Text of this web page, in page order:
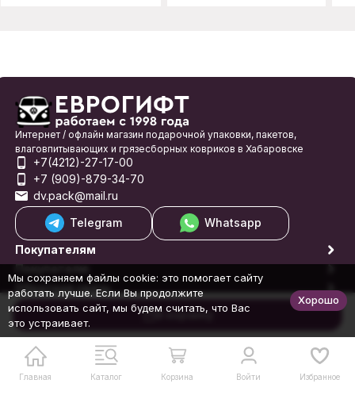
В корзину
Главная Каталог Корзина Войти Избранное
Интернет / офлайн магазин подарочной упаковки, пакетов,
влаговпитывающих и грязесборных ковриков в Хабаровске
+7(4212)-27-17-00
+7 (909)-879-34-70
dv.pack@mail.ru
Telegram
Whatsapp
Покупателям
Покупателю
Обратная связь
© 1998-2026 Еврогифт
Мы сохраняем файлы cookie: это помогает сайту
работать лучше. Если Вы продолжите
использовать сайт, мы будем считать, что Вас
это устраивает.
Хорошо